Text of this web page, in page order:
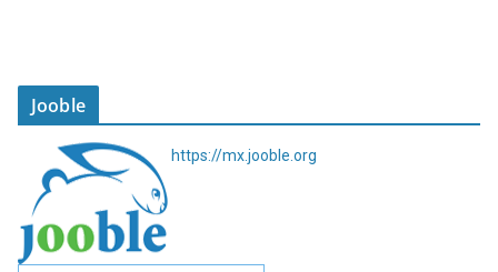
Jooble
https://mx.jooble.org